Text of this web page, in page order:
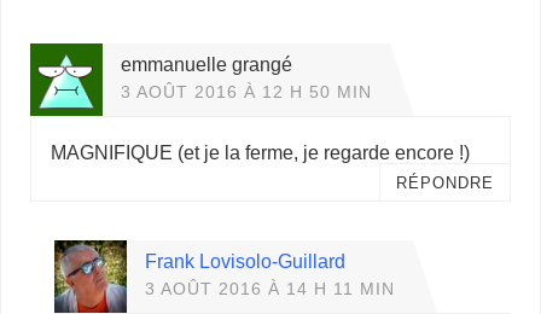
emmanuelle grangé
3 AOÛT 2016 À 12 H 50 MIN
MAGNIFIQUE (et je la ferme, je regarde encore !)
RÉPONDRE
Frank Lovisolo-Guillard
3 AOÛT 2016 À 14 H 11 MIN